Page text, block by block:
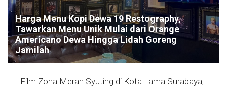
Harga Menu Kopi Dewa 19 Restography,
Tawarkan Menu Unik Mulai dari Orange
Americano Dewa Hingga Lidah Goreng
Jamilah
Film Zona Merah Syuting di Kota Lama Surabaya,